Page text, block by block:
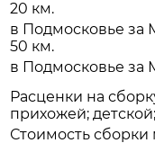
20 км.
в Подмосковье за
50 км.
в Подмосковье за
Расценки на
прихожей;
Стоимость